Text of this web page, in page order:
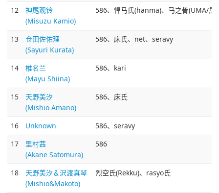
12
神尾观铃
(Misuzu Kamio)
586、悍马氏(hanma)、马之骨(UMA/馬
13
仓田佐佑理
(Sayuri Kurata)
586、床氏、net、seravy
14
椎名兰
(Mayu Shiina)
586、kari
15
天野美汐
(Mishio Amano)
586、床氏
16 Unknown
586、seravy
17
里村茜
(Akane Satomura)
586
18
天野美汐＆沢渡真琴
(Mishio&Makoto)
烈空氏(Rekku)、rasyo氏